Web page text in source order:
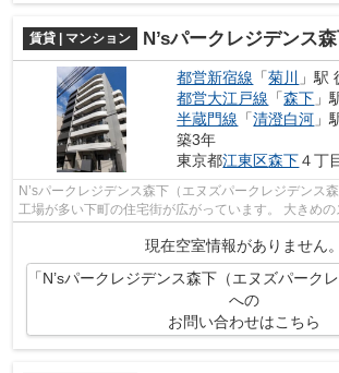
賃貸 | マンション N’sパークレジデンス森下（エヌズパーク
都営新宿線 「菊川
」駅
都営大江戸線 「森下 」
半蔵門線 「清澄白河 」
築3年
東京都江東区森下４丁
N’sパークレジデンス森下（エヌズパークレジデンス森下） 菊川駅周
工場が多い下町の住宅街が広がっています。 大きめのスーパーがあり、飲食
店が多く、生活に便利な住環境が魅...
現在空室情報がありません。
「N’sパークレジデンス森下（エヌズパーク
への
お問い合わせはこちら